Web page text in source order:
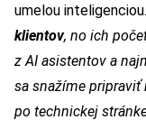
umelou inteligenciou.
klientov, no ich
z AI asistentov a
sa snažíme pripraviť
po technickej